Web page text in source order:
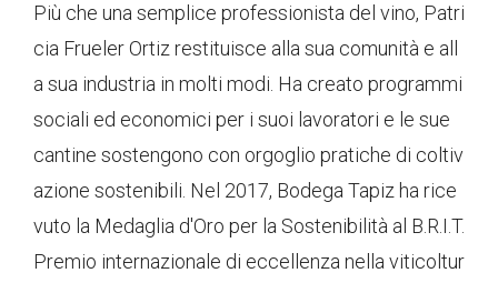
Più che una semplice professionista del vino, Patri
cia Frueler Ortiz restituisce alla sua comunità e all
a sua industria in molti modi. Ha creato programmi
sociali ed economici per i suoi lavoratori e le sue
cantine sostengono con orgoglio pratiche di coltiv
azione sostenibili. Nel 2017, Bodega Tapiz ha rice
vuto la Medaglia d'Oro per la Sostenibilità al B.R.I.T.
Premio internazionale di eccellenza nella viticoltur